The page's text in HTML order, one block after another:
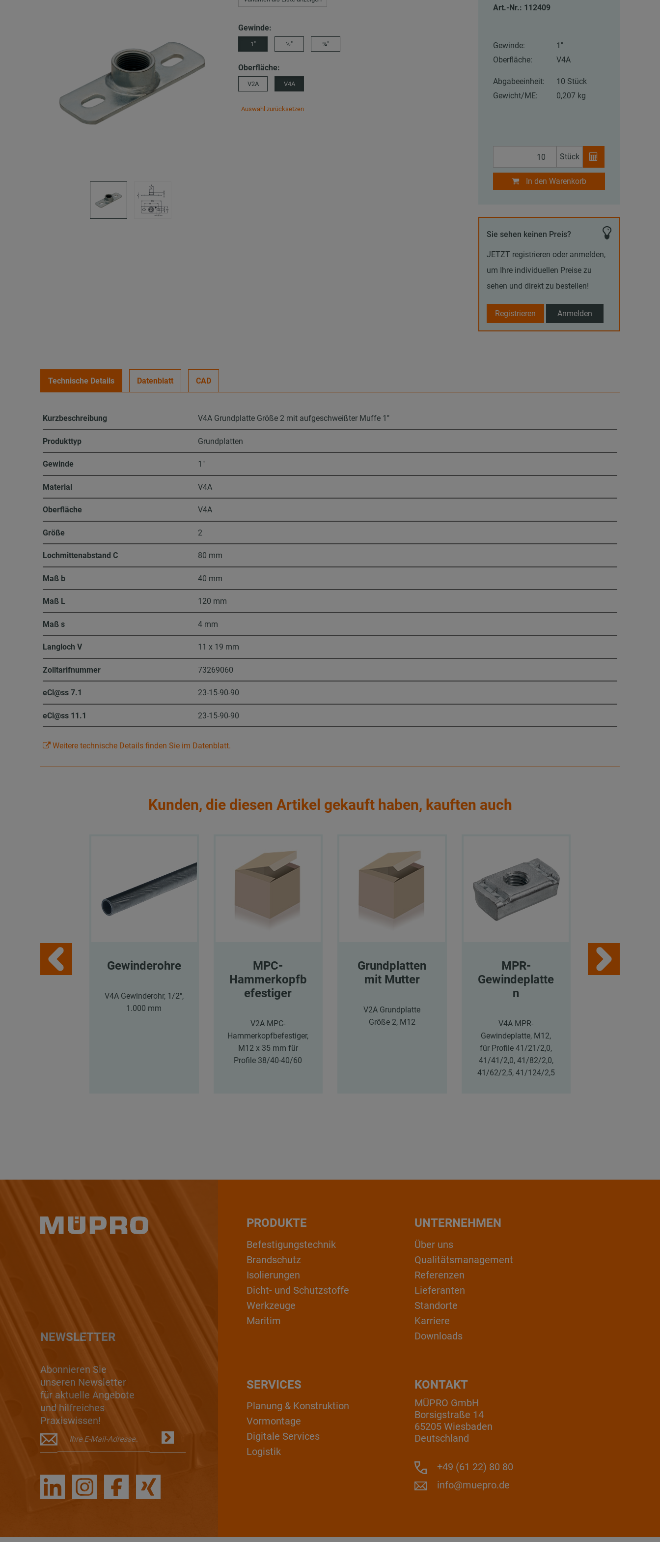
Gewinde:
1″ ½″ ¾″
Oberfläche:
V2A V4A
Auswahl zurücksetzen
Art.-Nr.: 112409
Gewinde:
1″
Oberfläche:
V4A
Abgabeeinheit:
10 Stück
Gewicht/ME:
0,207 kg
Stück
In den Warenkorb
Sie sehen keinen Preis?
JETZT registrieren oder anmelden,
um Ihre individuellen Preise zu
sehen und direkt zu bestellen!
Registrieren Anmelden
Technische Details Datenblatt CAD
Kurzbeschreibung V4A Grundplatte Größe 2 mit aufgeschweißter Muffe 1"
Produkttyp Grundplatten
Gewinde 1″
Material V4A
Oberfläche V4A
Größe 2
Lochmittenabstand C 80 mm
Maß b 40 mm
Maß L 120 mm
Maß s 4 mm
Langloch V 11 x 19 mm
Zolltarifnummer 73269060
eCl@ss 7.1 23-15-90-90
eCl@ss 11.1 23-15-90-90
Weitere technische Details finden Sie im Datenblatt.
Kunden, die diesen Artikel gekauft haben, kauften auch
Gewinderohre
V4A Gewinderohr, 1/2",
1.000 mm
MPC-
Hammerkopfb
efestiger
V2A MPC-
Hammerkopfbefestiger,
M12 x 35 mm für
Profile 38/40-40/60
Grundplatten
mit Mutter
V2A Grundplatte
Größe 2, M12
MPR-
Gewindeplatte
n
V4A MPR-
Gewindeplatte, M12,
für Profile 41/21/2,0,
41/41/2,0, 41/82/2,0,
41/62/2,5, 41/124/2,5
NEWSLETTER
Abonnieren Sie
unseren Newsletter
für aktuelle Angebote
und hilfreiches
Praxiswissen!
PRODUKTE
Befestigungstechnik
Brandschutz
Isolierungen
Dicht- und Schutzstoffe
Werkzeuge
Maritim
UNTERNEHMEN
Über uns
Qualitätsmanagement
Referenzen
Lieferanten
Standorte
Karriere
Downloads
KONTAKT
MÜPRO GmbH
Borsigstraße 14
65205 Wiesbaden
Deutschland
+49 (61 22) 80 80
info@muepro.de
SERVICES
Planung & Konstruktion
Vormontage
Digitale Services
Logistik